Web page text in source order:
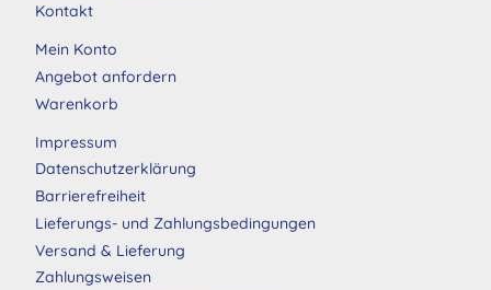
Kontakt
Mein Konto
Angebot anfordern
Warenkorb
Impressum
Datenschutzerklärung
Barrierefreiheit
Lieferungs- und Zahlungsbedingungen
Versand & Lieferung
Zahlungsweisen